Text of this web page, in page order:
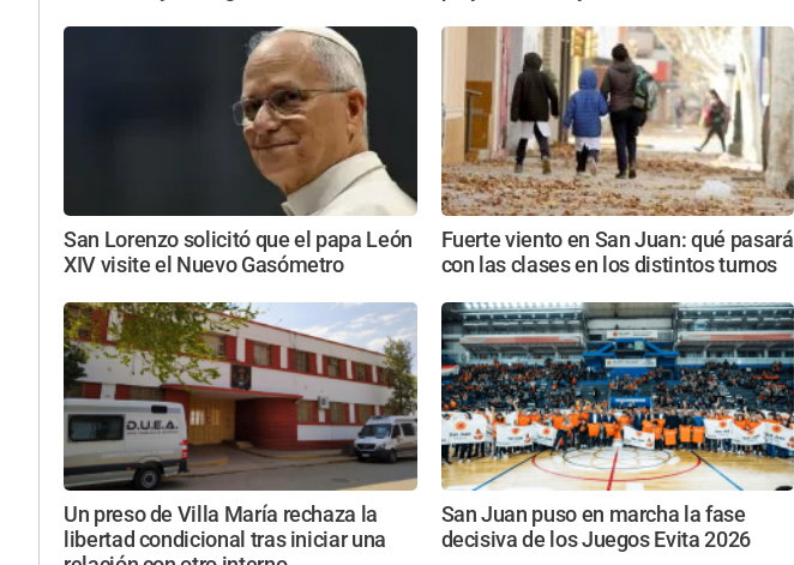
San Lorenzo solicitó que el papa León
XIV visite el Nuevo Gasómetro
Fuerte viento en San Juan: qué pasará
con las clases en los distintos turnos
Un preso de Villa María rechaza la
libertad condicional tras iniciar una
San Juan puso en marcha la fase
decisiva de los Juegos Evita 2026